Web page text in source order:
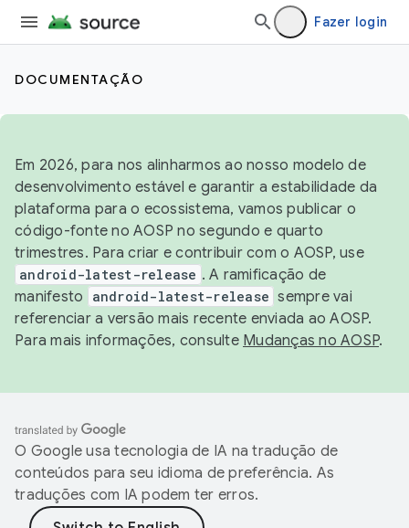
Fazer login
DOCUMENTAÇÃO
Em 2026, para nos alinharmos ao nosso modelo de
desenvolvimento estável e garantir a estabilidade da
plataforma para o ecossistema, vamos publicar o
código-fonte no AOSP no segundo e quarto
trimestres. Para criar e contribuir com o AOSP, use
android-latest-release . A ramificação de
manifesto
android-latest-release sempre vai
referenciar a versão mais recente enviada ao AOSP.
Para mais informações, consulte Mudanças no AOSP.
O Google usa tecnologia de IA na tradução de
conteúdos para seu idioma de preferência. As
traduções com IA podem ter erros.